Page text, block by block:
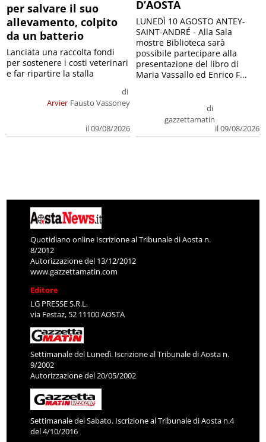
per salvare il suo
allevamento, colpito
da un batterio
Arvier
di
Fausto Vassoney
il 09/08/2026
Lanciata una raccolta fondi
per sostenere i costi veterinari
e far ripartire la stalla
D’AOSTA
di
gazzettamatin
il 09/08/2026
LUNEDÌ 10 AGOSTO ANTEY-
SAINT-ANDRÉ - Alla Sala
mostre Biblioteca sarà
possibile partecipare alla
presentazione del libro di
Maria Vassallo ed Enrico F...
Quotidiano online Iscrizione al Tribunale di Aosta n.
8/2012
Autorizzazione del 13/12/2012
www.gazzettamatin.com
Editore
LG PRESSE S.R.L.
via Festaz, 52 11100 AOSTA
Settimanale del Lunedì. Iscrizione al Tribunale di Aosta n.
9/2002
Autorizzazione del 20/05/2002
Settimanale del Sabato. Iscrizione al Tribunale di Aosta n.4
del 4/10/2016